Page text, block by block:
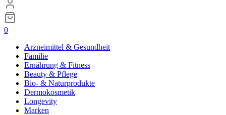
0
Arzneimittel & Gesundheit
Familie
Ernährung & Fitness
Beauty & Pflege
Bio- & Naturprodukte
Dermokosmetik
Longevity
Marken